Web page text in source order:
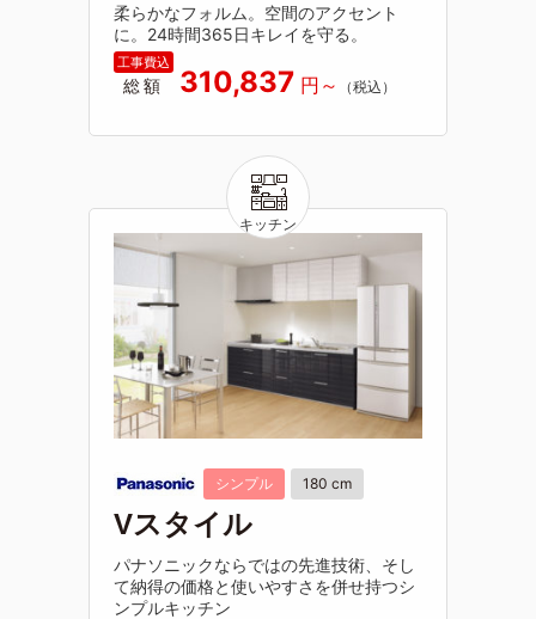
柔らかなフォルム。空間のアクセント
に。24時間365日キレイを守る。
総額 310,837
シンプル 180 cm
Vスタイル
パナソニックならではの先進技術、そし
て納得の価格と使いやすさを併せ持つシ
ンプルキッチン